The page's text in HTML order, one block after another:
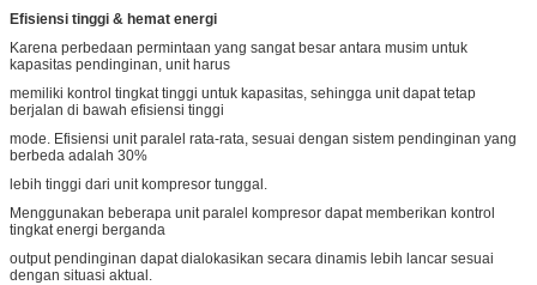
Efisiensi tinggi & hemat energi
Karena perbedaan permintaan yang sangat besar antara musim untuk
kapasitas pendinginan, unit harus
memiliki kontrol tingkat tinggi untuk kapasitas, sehingga unit dapat tetap
berjalan di bawah efisiensi tinggi
mode. Efisiensi unit paralel rata-rata, sesuai dengan sistem pendinginan yang
berbeda adalah 30%
lebih tinggi dari unit kompresor tunggal.
Menggunakan beberapa unit paralel kompresor dapat memberikan kontrol
tingkat energi berganda
output pendinginan dapat dialokasikan secara dinamis lebih lancar sesuai
dengan situasi aktual.